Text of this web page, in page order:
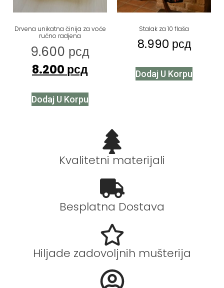
Drvena unikatna činija za voće
ručno radjena
9.600 рсд
8.200 рсд
Dodaj U Korpu
Stalak za 10 flaša
8.990 рсд
Dodaj U Korpu
Kvalitetni materijali
Besplatna Dostava
Hiljade zadovoljnih mušterija